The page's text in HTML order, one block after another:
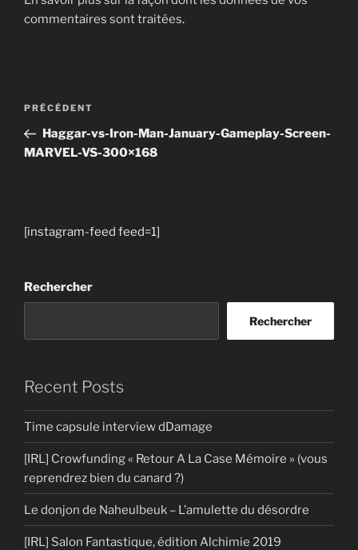
commentaires sont traitées.
Navigation
l’article
Article
précédent
PRÉCÉDENT
Haggar-vs-Iron-Man-January-Gameplay-Screen-
MARVEL-VS-300×168
[instagram-feed feed=1]
Rechercher
Rechercher
Recent Posts
Time capsule interview dDamage
[IRL] Crowfunding « Retour A La Case Mémoire » (vous
reprendrez bien du canard ?)
Le donjon de Naheulbeuk – L’amulette du désordre
[IRL] Salon Fantastique, édition Alchimie 2019